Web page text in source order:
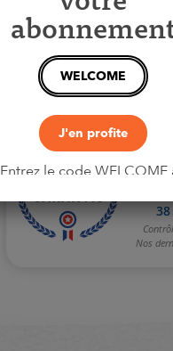
Voir le produit
WELCOME
J'en profite
Entrez le code WELCOME